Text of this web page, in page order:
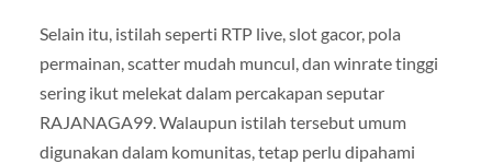
Selain itu, istilah seperti RTP live, slot gacor, pola
permainan, scatter mudah muncul, dan winrate tinggi
sering ikut melekat dalam percakapan seputar
RAJANAGA99. Walaupun istilah tersebut umum
digunakan dalam komunitas, tetap perlu dipahami